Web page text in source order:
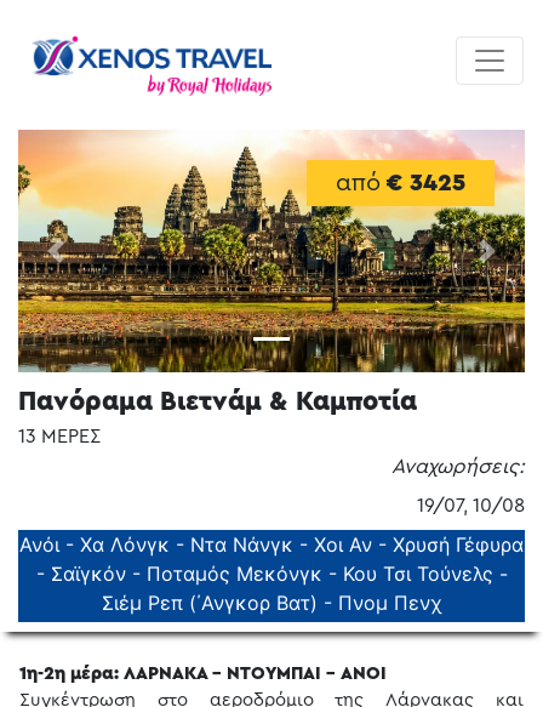
Previous Next
από € 3425
Πανόραμα Βιετνάμ & Καμποτία
13 ΜΕΡΕΣ
Αναχωρήσεις:
19/07, 10/08
Ανόι - Χα Λόνγκ - Ντα Νάνγκ - Χοι Αν - Χρυσή Γέφυρα
- Σαϊγκόν - Ποταμός Μεκόνγκ - Κου Τσι Τούνελς -
Σιέμ Ρεπ (΄Ανγκορ Βατ) - Πνομ Πενχ
1η-2η μέρα: ΛΑΡΝΑΚΑ - ΝΤΟΥΜΠΑΙ - ΑΝΟΙ
Συγκέντρωση στο αεροδρόμιο της Λάρνακας και